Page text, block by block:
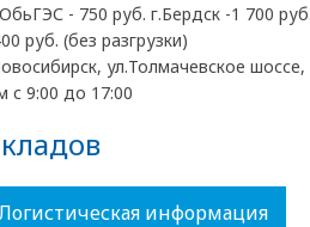
- 750 руб. г.Бердск -1 700
руб. (без разгрузки)
ул.Толмачевское шоссе,
с 9:00 до 17:00
информация